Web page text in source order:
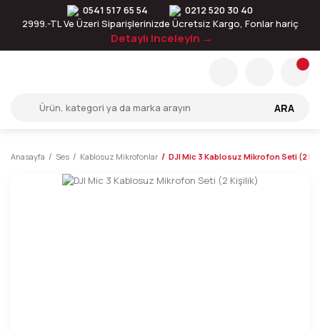
0541 517 65 54
0212 520 30 40
2999.-TL Ve Üzeri Siparişlerinizde Ücretsiz Kargo, Fonlar hariç
Detaylı inceleyin →
ARA
Anasayfa Ses Kablosuz Mikrofonlar DJI Mic 3 Kablosuz Mikrofon Seti (2